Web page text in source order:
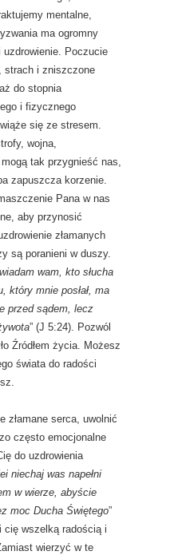
mentalne,
ma ogromny
uzdrowienie. Poczucie
strach i zniszczone
do stopnia
i fizycznego
się ze stresem.
wojna,
tak przygnieść nas,
zapuszcza korzenie.
Pana w nas
aby przynosić
złamanych
są poranieni w duszy.
wam, kto słucha
który mnie posłał, ma
przed sądem, lecz
” (J 5:24). Pozwól
Źródłem życia. Możesz
świata do radości
złamane serca, uwolnić
często emocjonalne
do uzdrowienia
niechaj was napełni
w wierze, abyście
moc Ducha Świętego”
cię wszelką radością i
wierzyć w te